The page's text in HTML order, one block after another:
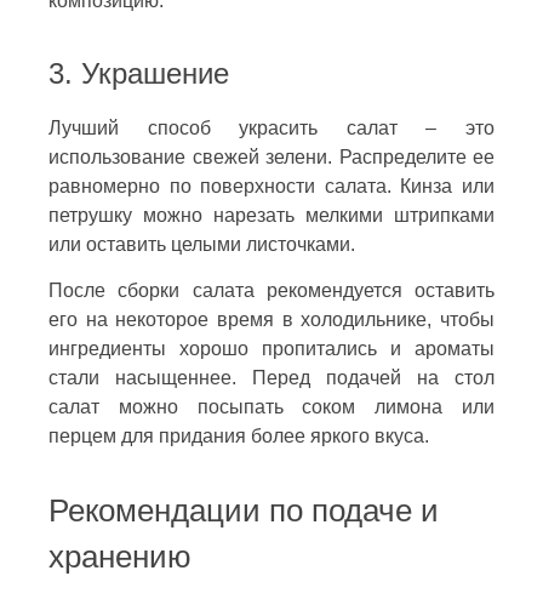
3. Украшение
Лучший способ украсить салат – это
использование свежей зелени. Распределите ее
равномерно по поверхности салата. Кинза или
петрушку можно нарезать мелкими штрипками
или оставить целыми листочками.
После сборки салата рекомендуется оставить
его на некоторое время в холодильнике, чтобы
ингредиенты хорошо пропитались и ароматы
стали насыщеннее. Перед подачей на стол
салат можно посыпать соком лимона или
перцем для придания более яркого вкуса.
Рекомендации по подаче и
хранению